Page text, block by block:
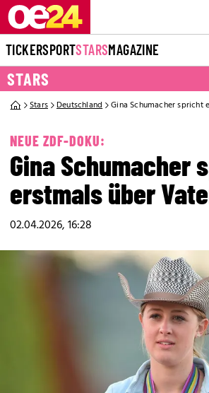
TICKERSPORTSTARSMAGAZINE
STARS
Stars Deutschland Gina Schumacher spricht
NEUE ZDF-DOKU:
Gina Schumacher
erstmals über
02.04.2026, 16:28